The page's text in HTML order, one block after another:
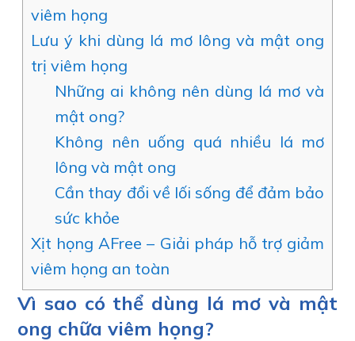
viêm họng
Lưu ý khi dùng lá mơ lông và mật ong
trị viêm họng
Những ai không nên dùng lá mơ và
mật ong?
Không nên uống quá nhiều lá mơ
lông và mật ong
Cần thay đổi về lối sống để đảm bảo
sức khỏe
Xịt họng AFree – Giải pháp hỗ trợ giảm
viêm họng an toàn
Vì sao có thể dùng lá mơ và mật
ong chữa viêm họng?